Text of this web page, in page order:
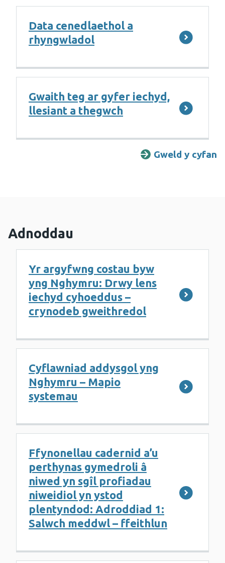
Data cenedlaethol a
rhyngwladol
Gwaith teg ar gyfer iechyd,
llesiant a thegwch
Gweld y cyfan
Adnoddau
Yr argyfwng costau byw
yng Nghymru: Drwy lens
iechyd cyhoeddus –
crynodeb gweithredol
Cyflawniad addysgol yng
Nghymru – Mapio
systemau
Ffynonellau cadernid a’u
perthynas gymedroli â
niwed yn sgîl profiadau
niweidiol yn ystod
plentyndod: Adroddiad 1:
Salwch meddwl – ffeithlun